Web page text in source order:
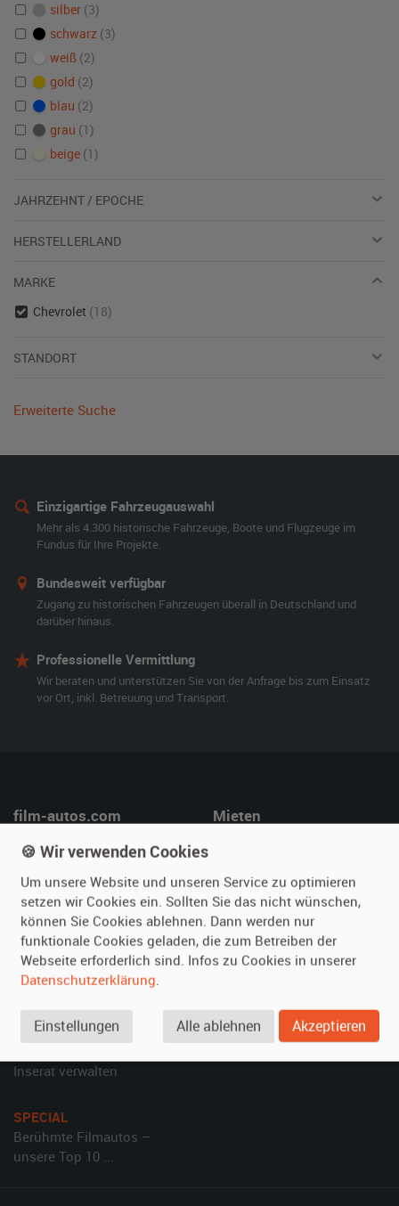
silber (3)
schwarz (3)
weiß (2)
gold (2)
blau (2)
grau (1)
beige (1)
JAHRZEHNT / EPOCHE
HERSTELLERLAND
MARKE
Chevrolet (18)
STANDORT
Erweiterte Suche
Einzigartige Fahrzeugauswahl
Mehr als 4.300 historische Fahrzeuge, Boote und Flugzeuge im
Fundus für Ihre Projekte.
Bundesweit verfügbar
Zugang zu historischen Fahrzeugen überall in Deutschland und
darüber hinaus.
Professionelle Vermittlung
Wir beraten und unterstützen Sie von der Anfrage bis zum Einsatz
vor Ort, inkl. Betreuung und Transport.
film-autos.com
Über uns
Referenzen
Kundenmeinungen
Mieten
Fragen für Mieter
Service
Vermieten
Fotos senden
Fragen für Vermieter
Inserat verwalten
Hilfe
So funktioniert's
Kontakt
SPECIAL
Berühmte Filmautos –
unsere Top 10 ...
🍪 Wir verwenden Cookies
Um unsere Website und unseren Service zu optimieren
setzen wir Cookies ein. Sollten Sie das nicht wünschen,
können Sie Cookies ablehnen. Dann werden nur
funktionale Cookies geladen, die zum Betreiben der
Webseite erforderlich sind. Infos zu Cookies in unserer
Datenschutzerklärung.
Einstellungen Alle ablehnen Akzeptieren